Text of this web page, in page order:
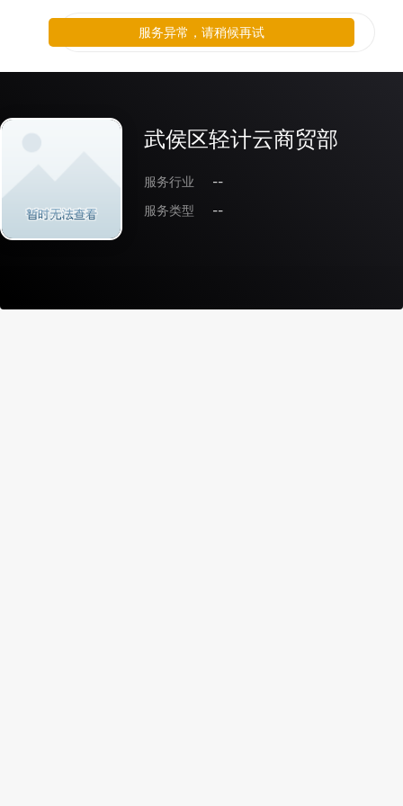
武侯区轻计云商贸部
服务行业
--
服务类型
--
服务异常，请稍候再试